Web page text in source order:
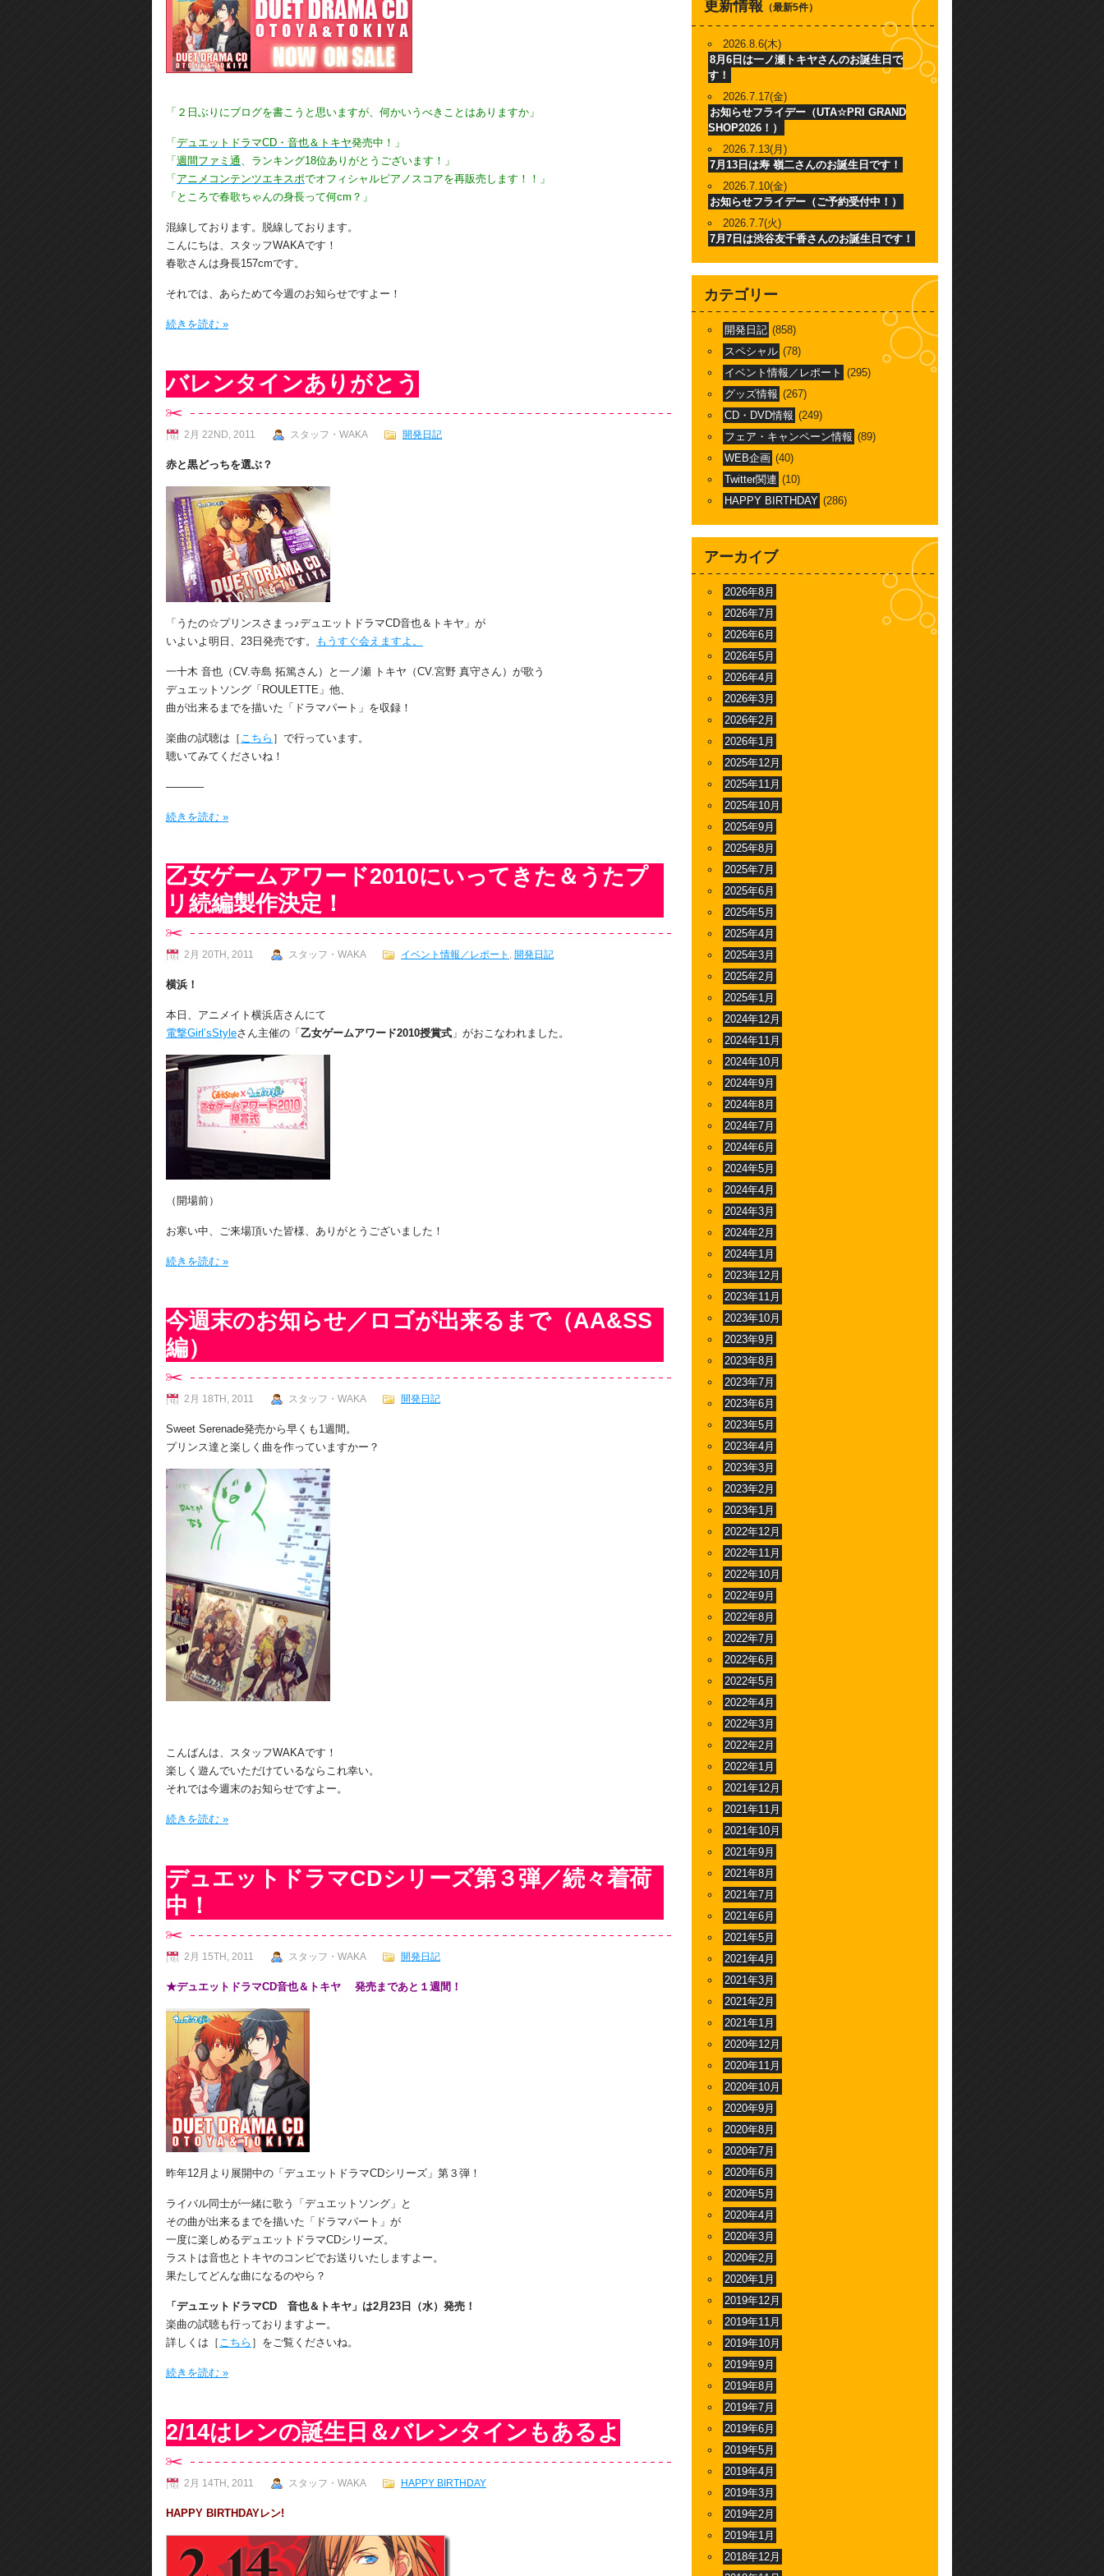
「２日ぶりにブログを書こうと思いますが、何かいうべきことはありますか」
「 デュエットドラマCD・音也＆トキヤ発売中！」
「 週間ファミ通、ランキング18位ありがとうございます！」
「 アニメコンテンツエキスポでオフィシャルピアノスコアを再販売します！！」
「ところで春歌ちゃんの身長って何cm？」
混線しております。脱線しております。
こんにちは、スタッフWAKAです！
春歌さんは身長157cmです。
それでは、あらためて今週のお知らせですよー！
続きを読む »
バレンタインありがとう
2月 22ND, 2011 スタッフ・WAKA 開発日記
赤と黒どっちを選ぶ？
「うたの☆プリンスさまっ♪デュエットドラマCD音也＆トキヤ」が
いよいよ明日、23日発売です。
もうすぐ会えますよ。
一十木 音也（CV.寺島 拓篤さん）と一ノ瀬 トキヤ（CV.宮野 真守さん）が歌う
デュエットソング「ROULETTE」他、
曲が出来るまでを描いた「ドラマパート」を収録！
楽曲の試聴は［ こちら ］で行っています。
聴いてみてくださいね！
———–
続きを読む »
乙女ゲームアワード2010にいってきた＆うたプ
リ続編製作決定！
2月 20TH, 2011 スタッフ・WAKA イベント情報／レポート , 開発日記
横浜！
本日、アニメイト横浜店さんにて
電撃Girl’sStyleさん主催の「 乙女ゲームアワード2010授賞式 」がおこなわれました。
（開場前）
お寒い中、ご来場頂いた皆様、ありがとうございました！
続きを読む »
今週末のお知らせ／ロゴが出来るまで（AA&SS
編）
2月 18TH, 2011 スタッフ・WAKA 開発日記
Sweet Serenade発売から早くも1週間。
プリンス達と楽しく曲を作っていますかー？
こんばんは、スタッフWAKAです！
楽しく遊んでいただけているならこれ幸い。
それでは今週末のお知らせですよー。
続きを読む »
デュエットドラマCDシリーズ第３弾／続々着荷
中！
2月 15TH, 2011 スタッフ・WAKA 開発日記
★デュエットドラマCD音也＆トキヤ 発売まであと１週間！
昨年12月より展開中の「デュエットドラマCDシリーズ」第３弾！
ライバル同士が一緒に歌う「デュエットソング」と
その曲が出来るまでを描いた「ドラマパート」が
一度に楽しめるデュエットドラマCDシリーズ。
ラストは音也とトキヤのコンビでお送りいたしますよー。
果たしてどんな曲になるのやら？
「デュエットドラマCD 音也＆トキヤ」は2月23日（水）発売！
楽曲の試聴も行っておりますよー。
詳しくは［ こちら ］をご覧くださいね。
続きを読む »
2/14はレンの誕生日＆バレンタインもあるよ
2月 14TH, 2011 スタッフ・WAKA HAPPY BIRTHDAY
HAPPY BIRTHDAYレン!
更新情報 （最新5件）
2026.8.6(木)
8月6日は一ノ瀬トキヤさんのお誕生日で
す！
2026.7.17(金)
お知らせフライデー（UTA☆PRI GRAND
SHOP2026！）
2026.7.13(月)
7月13日は寿 嶺二さんのお誕生日です！
2026.7.10(金)
お知らせフライデー（ご予約受付中！）
2026.7.7(火)
7月7日は渋谷友千香さんのお誕生日です！
カテゴリー
開発日記 (858)
スペシャル (78)
イベント情報／レポート (295)
グッズ情報 (267)
CD・DVD情報 (249)
フェア・キャンペーン情報 (89)
WEB企画 (40)
Twitter関連 (10)
HAPPY BIRTHDAY (286)
アーカイブ
2026年8月
2026年7月
2026年6月
2026年5月
2026年4月
2026年3月
2026年2月
2026年1月
2025年12月
2025年11月
2025年10月
2025年9月
2025年8月
2025年7月
2025年6月
2025年5月
2025年4月
2025年3月
2025年2月
2025年1月
2024年12月
2024年11月
2024年10月
2024年9月
2024年8月
2024年7月
2024年6月
2024年5月
2024年4月
2024年3月
2024年2月
2024年1月
2023年12月
2023年11月
2023年10月
2023年9月
2023年8月
2023年7月
2023年6月
2023年5月
2023年4月
2023年3月
2023年2月
2023年1月
2022年12月
2022年11月
2022年10月
2022年9月
2022年8月
2022年7月
2022年6月
2022年5月
2022年4月
2022年3月
2022年2月
2022年1月
2021年12月
2021年11月
2021年10月
2021年9月
2021年8月
2021年7月
2021年6月
2021年5月
2021年4月
2021年3月
2021年2月
2021年1月
2020年12月
2020年11月
2020年10月
2020年9月
2020年8月
2020年7月
2020年6月
2020年5月
2020年4月
2020年3月
2020年2月
2020年1月
2019年12月
2019年11月
2019年10月
2019年9月
2019年8月
2019年7月
2019年6月
2019年5月
2019年4月
2019年3月
2019年2月
2019年1月
2018年12月